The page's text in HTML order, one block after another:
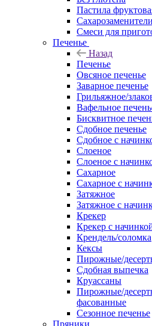
Пастила
Сахарозаменители
Смеси для
Печенье
Назад
Печенье
Овсяное печенье
Заварное печенье
Грильяжное/
Вафельное
Бисквитное
Сдобное печенье
Сдобное с
Слоеное
Слоеное с
Сахарное
Сахарное с
Затяжное
Затяжное с
Крекер
Крекер с
Крендель/соломка
Кексы
Пирожные/
Сдобная выпечка
Круассаны
Пирожные/
фасованные
Сезонное печенье
Пряники